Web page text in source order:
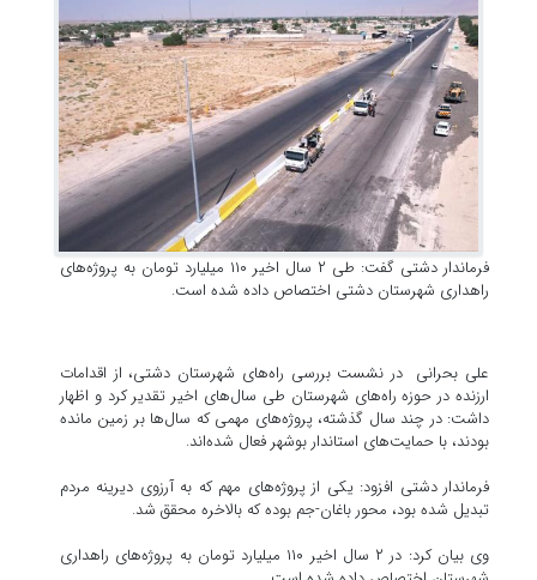
فرماندار دشتی گفت: طی ۲ سال اخیر ۱۱۰ میلیارد تومان به پروژه‌های
راهداری شهرستان دشتی اختصاص داده شده است.
علی بحرانی در نشست بررسی راه‌های شهرستان دشتی، از اقدامات
ارزنده در حوزه راه‌های شهرستان طی سال‌های اخیر تقدیر کرد و اظهار
داشت: در چند سال گذشته، پروژه‌های مهمی که سال‌ها بر زمین مانده
بودند، با حمایت‌های استاندار بوشهر فعال شده‌اند.
فرماندار دشتی افزود: یکی از پروژه‌های مهم که به آرزوی دیرینه مردم
تبدیل شده بود، محور باغان-جم بوده که بالاخره محقق شد.
وی بیان کرد: در ۲ سال اخیر ۱۱۰ میلیارد تومان به پروژه‌های راهداری